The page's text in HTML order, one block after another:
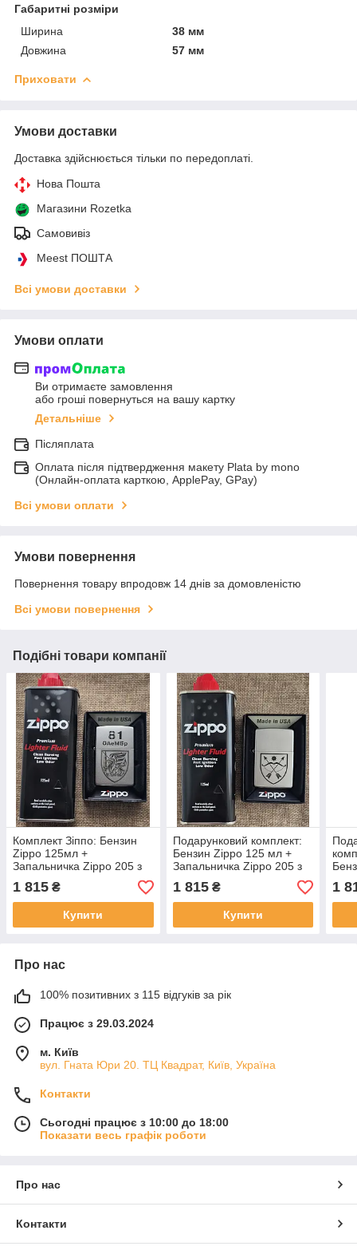
Габаритні розміри
Ширина
38 мм
Довжина
57 мм
Приховати
Умови доставки
Доставка здійснюється тільки по передоплаті.
Нова Пошта
Магазини Rozetka
Самовивіз
Meest ПОШТА
Всі умови доставки
Умови оплати
Ви отримаєте замовлення
або гроші повернуться на вашу картку
Детальніше
Післяплата
Оплата після підтвердження макету Plata by mono
(Онлайн-оплата карткою, ApplePay, GPay)
Всі умови оплати
Умови повернення
Повернення товару впродовж 14 днів за домовленістю
Всі умови повернення
Подібні товари компанії
Комплект Зіппо: Бензин
Zippo 125мл +
Запальничка Zippo 205 з
подарунок для 81-ї
аеромобільної бригади
(81 ОАеМБр)
1 815 ₴
Купити
Подарунковий комплект:
Бензин Zippo 125 мл +
Запальничка Zippo 205 з
шеврона 23 ОМБр ЗСУ
1 815₴
Купити
ЗСУ
1
Про нас
100% позитивних з 115 відгуків за рік
Працює з 29.03.2024
м. Київ
вул. Гната Юри 20. ТЦ Квадрат, Київ, Україна
Контакти
Сьогодні працює з 10:00 до 18:00
Показати весь графік роботи
Про нас
Контакти